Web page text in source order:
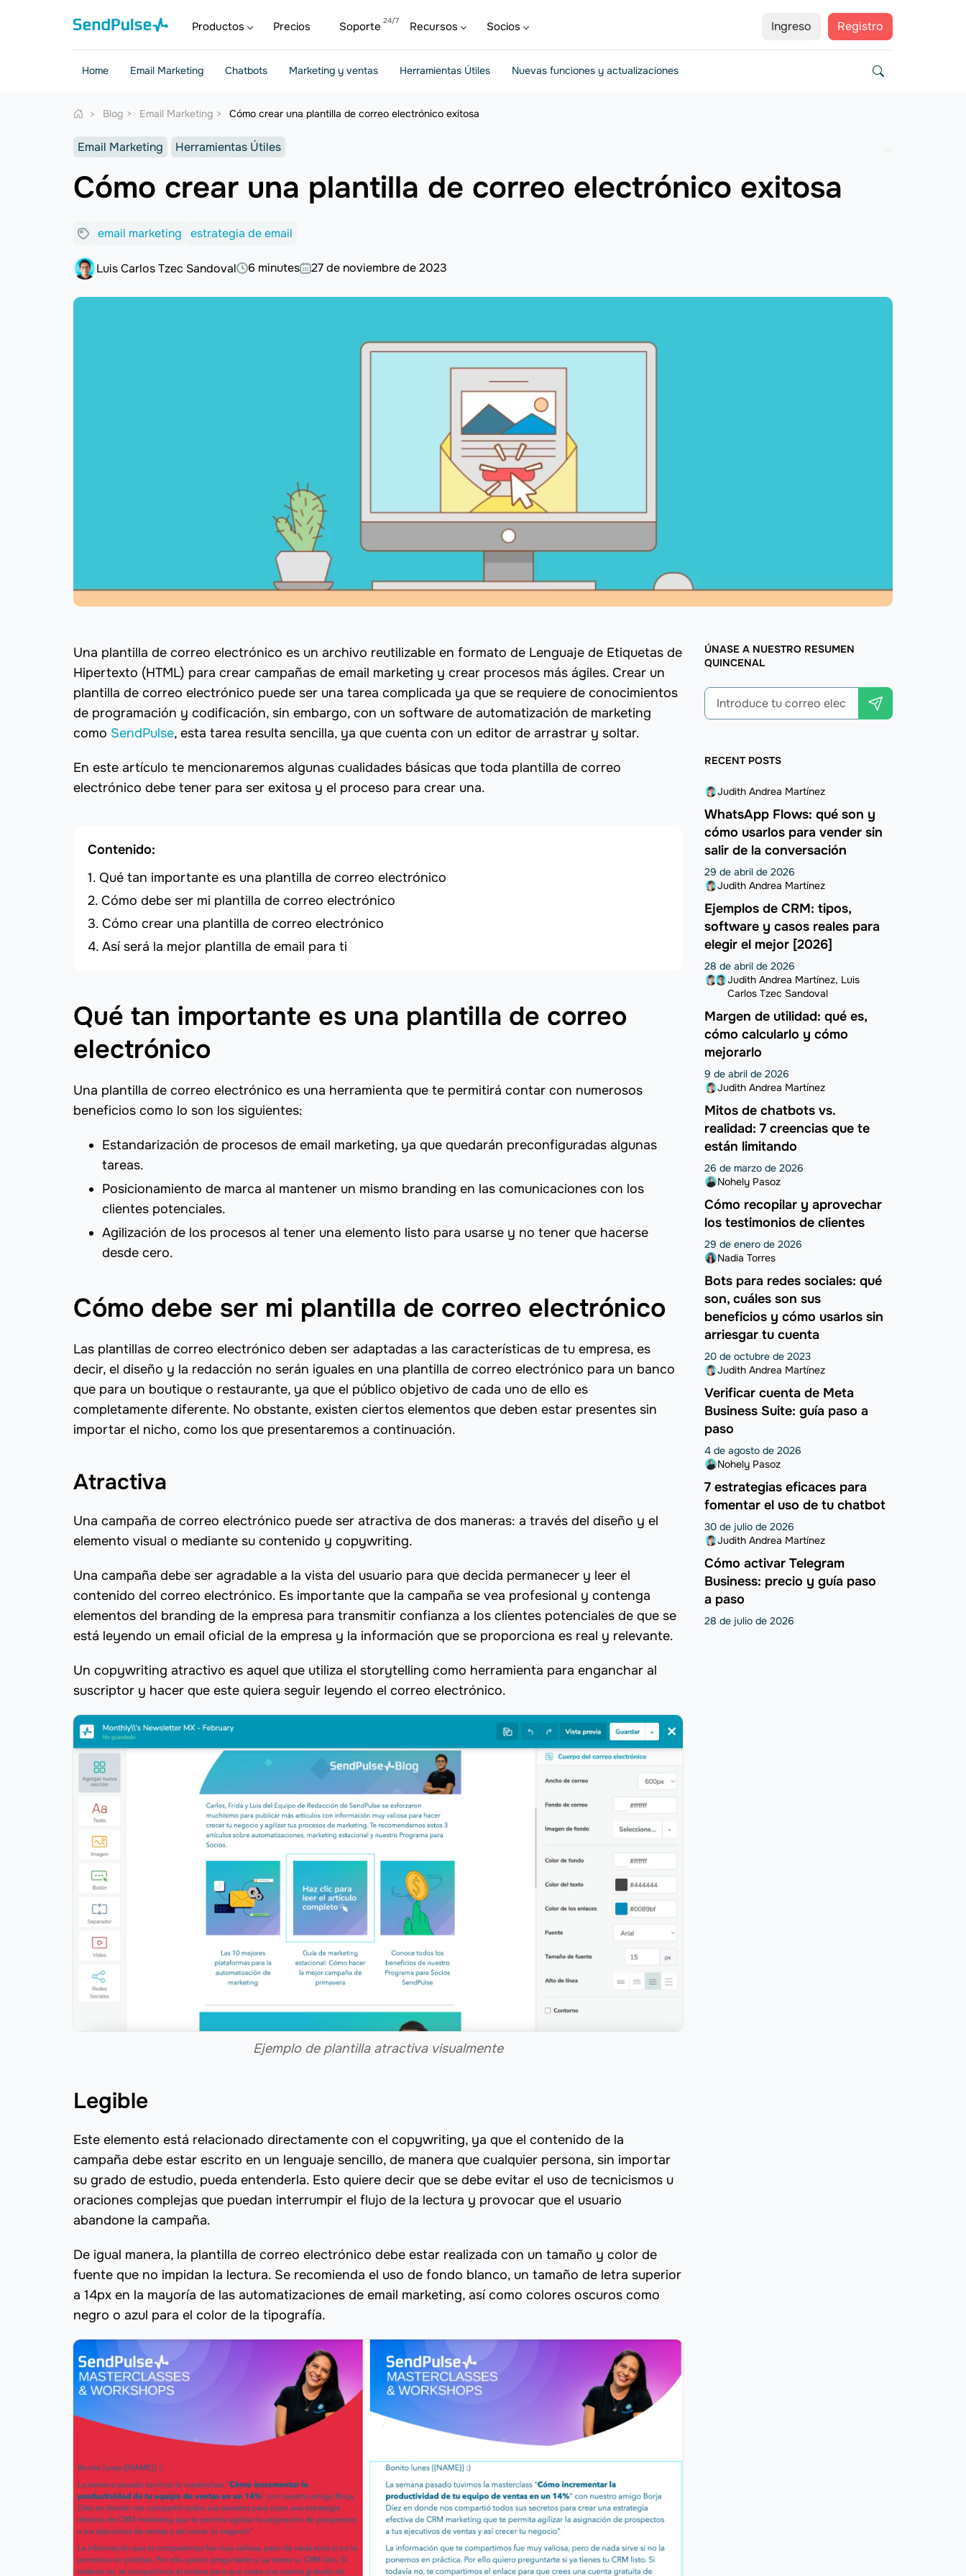
Ingreso Registro
Productos Precios Soporte Recursos Socios
Home Email Marketing Chatbots Marketing y ventas Herramientas Útiles Nuevas funciones y actualizaciones
Blog Email Marketing Cómo crear una plantilla de correo electrónico exitosa
Email Marketing Herramientas Útiles
Cómo crear una plantilla de correo electrónico exitosa
email marketing estrategia de email
Luis Carlos Tzec Sandoval 6 minutes 27 de noviembre de 2023
Una plantilla de correo electrónico es un archivo reutilizable en formato de Lenguaje de Etiquetas de
Hipertexto (HTML) para crear campañas de email marketing y crear procesos más ágiles. Crear un
plantilla de correo electrónico puede ser una tarea complicada ya que se requiere de conocimientos
de programación y codificación, sin embargo, con un software de automatización de marketing
como SendPulse, esta tarea resulta sencilla, ya que cuenta con un editor de arrastrar y soltar.
En este artículo te mencionaremos algunas cualidades básicas que toda plantilla de correo
electrónico debe tener para ser exitosa y el proceso para crear una.
Contenido:
Qué tan importante es una plantilla de correo electrónico
Cómo debe ser mi plantilla de correo electrónico
Cómo crear una plantilla de correo electrónico
Así será la mejor plantilla de email para ti
Qué tan importante es una plantilla de correo
electrónico
Una plantilla de correo electrónico es una herramienta que te permitirá contar con numerosos
beneficios como lo son los siguientes:
Estandarización de procesos de email marketing, ya que quedarán preconfiguradas algunas
tareas.
Posicionamiento de marca al mantener un mismo branding en las comunicaciones con los
clientes potenciales.
Agilización de los procesos al tener una elemento listo para usarse y no tener que hacerse
desde cero.
Cómo debe ser mi plantilla de correo electrónico
Las plantillas de correo electrónico deben ser adaptadas a las características de tu empresa, es
decir, el diseño y la redacción no serán iguales en una plantilla de correo electrónico para un banco
que para un boutique o restaurante, ya que el público objetivo de cada uno de ello es
completamente diferente. No obstante, existen ciertos elementos que deben estar presentes sin
importar el nicho, como los que presentaremos a continuación.
Atractiva
Una campaña de correo electrónico puede ser atractiva de dos maneras: a través del diseño y el
elemento visual o mediante su contenido y copywriting.
Una campaña debe ser agradable a la vista del usuario para que decida permanecer y leer el
contenido del correo electrónico. Es importante que la campaña se vea profesional y contenga
elementos del branding de la empresa para transmitir confianza a los clientes potenciales de que se
está leyendo un email oficial de la empresa y la información que se proporciona es real y relevante.
Un copywriting atractivo es aquel que utiliza el storytelling como herramienta para enganchar al
suscriptor y hacer que este quiera seguir leyendo el correo electrónico.
Ejemplo de plantilla atractiva visualmente
Legible
Este elemento está relacionado directamente con el copywriting, ya que el contenido de la
campaña debe estar escrito en un lenguaje sencillo, de manera que cualquier persona, sin importar
su grado de estudio, pueda entenderla. Esto quiere decir que se debe evitar el uso de tecnicismos u
oraciones complejas que puedan interrumpir el flujo de la lectura y provocar que el usuario
abandone la campaña.
De igual manera, la plantilla de correo electrónico debe estar realizada con un tamaño y color de
fuente que no impidan la lectura. Se recomienda el uso de fondo blanco, un tamaño de letra superior
a 14px en la mayoría de las automatizaciones de email marketing, así como colores oscuros como
negro o azul para el color de la tipografía.
ÚNASE A NUESTRO RESUMEN
QUINCENAL
RECENT POSTS
Judith Andrea Martínez
WhatsApp Flows: qué son y
cómo usarlos para vender sin
salir de la conversación
29 de abril de 2026
Judith Andrea Martínez
Ejemplos de CRM: tipos,
software y casos reales para
elegir el mejor [2026]
28 de abril de 2026
Judith Andrea Martínez Luis
Carlos Tzec Sandoval
Margen de utilidad: qué es,
cómo calcularlo y cómo
mejorarlo
9 de abril de 2026
Judith Andrea Martínez
Mitos de chatbots vs.
realidad: 7 creencias que te
están limitando
26 de marzo de 2026
Nohely Pasoz
Cómo recopilar y aprovechar
los testimonios de clientes
29 de enero de 2026
Nadia Torres
Bots para redes sociales: qué
son, cuáles son sus
beneficios y cómo usarlos sin
arriesgar tu cuenta
20 de octubre de 2023
Judith Andrea Martínez
Verificar cuenta de Meta
Business Suite: guía paso a
paso
4 de agosto de 2026
Nohely Pasoz
7 estrategias eficaces para
fomentar el uso de tu chatbot
30 de julio de 2026
Judith Andrea Martínez
Cómo activar Telegram
Business: precio y guía paso
a paso
28 de julio de 2026